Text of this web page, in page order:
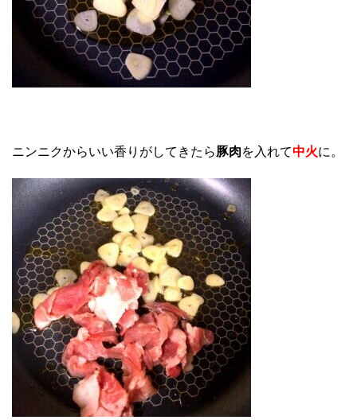
ニンニクからいい香りがしてきたら豚肉を入れて中火に。